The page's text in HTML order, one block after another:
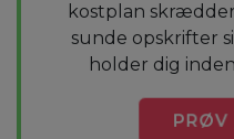
kostplan
sunde opskrifter
holder dig
PRØV